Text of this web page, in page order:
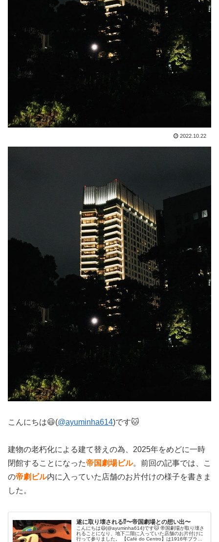
2022.10.22
こんにちは😃(@ayuminha614)です🐱
建物の老朽化による建て替えの為、2025年をめどに一時
閉館することになった帝国劇場ビル。前回の記事では、こ
の帝劇ビル内に入っていた店舗のお片付けの様子を書きま
した。
遂に取り壊される⁉︎〜帝国劇場との想い出〜
こんにちは😃(@ayuminha614)です🐱 帝国劇場が取り壊さ
れることになり、地下二階に入っていた店舗のお片付けに
行って参りました。 【Café do Centro】は1916年ブラジ